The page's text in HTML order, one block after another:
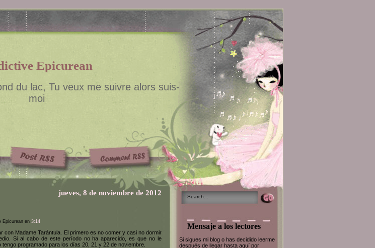
Epicurean
du lac, Tu veux me suivre alors suis-
moi
jueves, 8 de noviembre de 2012
Epicurean en 3:14
con Madame Tarántula. El primero es no comer y casi no dormir
Si al cabo de este período no ha aparecido, es que no le
programado para los días 20, 21 y 22 de noviembre.
Mensaje a los lectores
Si sigues mi blog o has decidido leerme
después de llegar hasta aquí por